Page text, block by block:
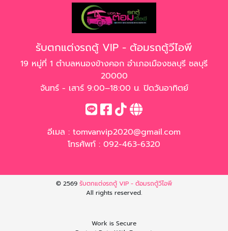
รับตกแต่งรถตู้ VIP - ต้อมรถตู้วีไอพี
19 หมู่ที่ 1 ตำบลหนองข้างคอก อำเภอเมืองชลบุรี ชลบุรี
20000
จันทร์ - เสาร์ 9:00–18:00 น. ปิดวันอาทิตย์
อีเมล : tomvanvip2020@gmail.com
โทรศัพท์ : 092-463-6320
© 2569 รับตกแต่งรถตู้ VIP - ต้อมรถตู้วีไอพี
All rights reserved.
Work is Secure